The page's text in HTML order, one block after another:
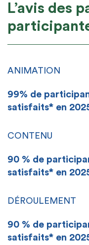
L’avis des
ANIMATION
99% de
satisfaits* en
CONTENU
90 % de
satisfaits* en
DÉROULEMENT
90 % de
satisfaits* en